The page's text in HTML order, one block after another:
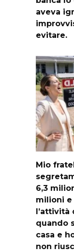
aveva
evitare.
Mio
6,3
milioni
l’attività
quando
casa e
non